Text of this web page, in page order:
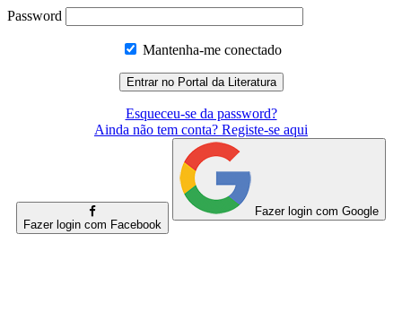
Password
Mantenha-me conectado
Esqueceu-se da password?
Ainda não tem conta? Registe-se aqui
Fazer login com Facebook
Fazer login com Google